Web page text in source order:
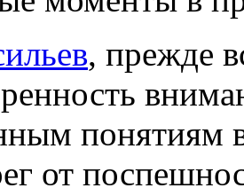
, прежде
понятиям
от